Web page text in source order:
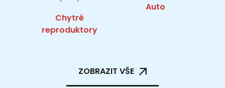
Chytré
reproduktory
Auto
ZOBRAZIT VŠE